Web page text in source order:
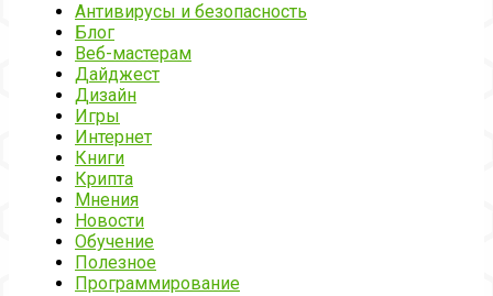
Антивирусы и безопасность
Блог
Веб-мастерам
Дайджест
Дизайн
Игры
Интернет
Книги
Крипта
Мнения
Новости
Обучение
Полезное
Программирование